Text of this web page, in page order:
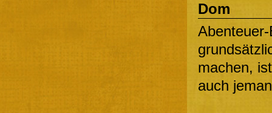
Dom
machen,
auch